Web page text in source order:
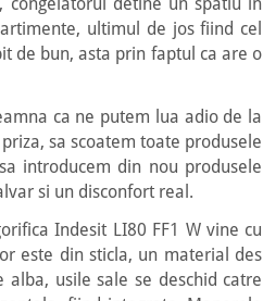
ultimul de jos fiind cel
de bun, asta prin faptul ca are o
ca ne putem lua adio de la
sa scoatem toate produsele
introducem din nou produsele
si un disconfort real.
Indesit LI80 FF1 W vine cu
este din sticla, un material des
usile sale se deschid catre